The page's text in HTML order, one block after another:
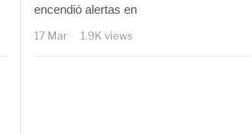
encendió alertas en
17 Mar 1.9K views